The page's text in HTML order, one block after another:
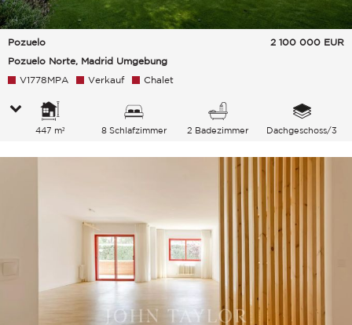
Pozuelo
Pozuelo Norte, Madrid Umgebung
2 100 000 EUR
V1778MPA Verkauf Chalet
447 m² 8 Schlafzimmer 2 Badezimmer Dachgeschoss/3